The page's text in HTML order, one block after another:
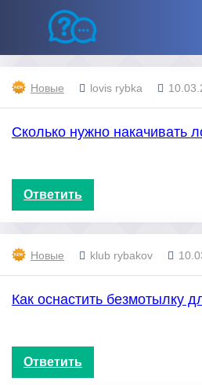
Новые lovis rybka
Сколько нужно накачивать
Ответить
Новые klub rybakov
Как оснастить безмотылку
Ответить